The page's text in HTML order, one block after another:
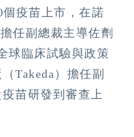
疫苗上市，在諾
任副總裁主導佐劑
球臨床試驗與政策
Takeda）擔任副
苗研發到審查上